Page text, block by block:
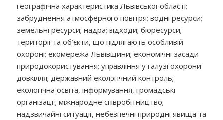
географічна характеристика Львівської області;
забруднення атмосферного повітря; водні ресурси;
земельні ресурси; надра; відходи; біоресурси;
території та об’єкти, що підлягають особливій
охороні; екомережа Львівщини; економічні засади
природокористування; управління у галузі охорони
довкілля; державний екологічний контроль;
екологічна освіта, інформування, громадські
організації; міжнародне співробітництво;
надзвичайні ситуації, небезпечні природні явища та